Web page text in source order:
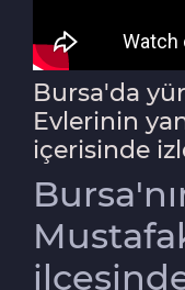
Bursa'da
Evlerinin
içerisinde